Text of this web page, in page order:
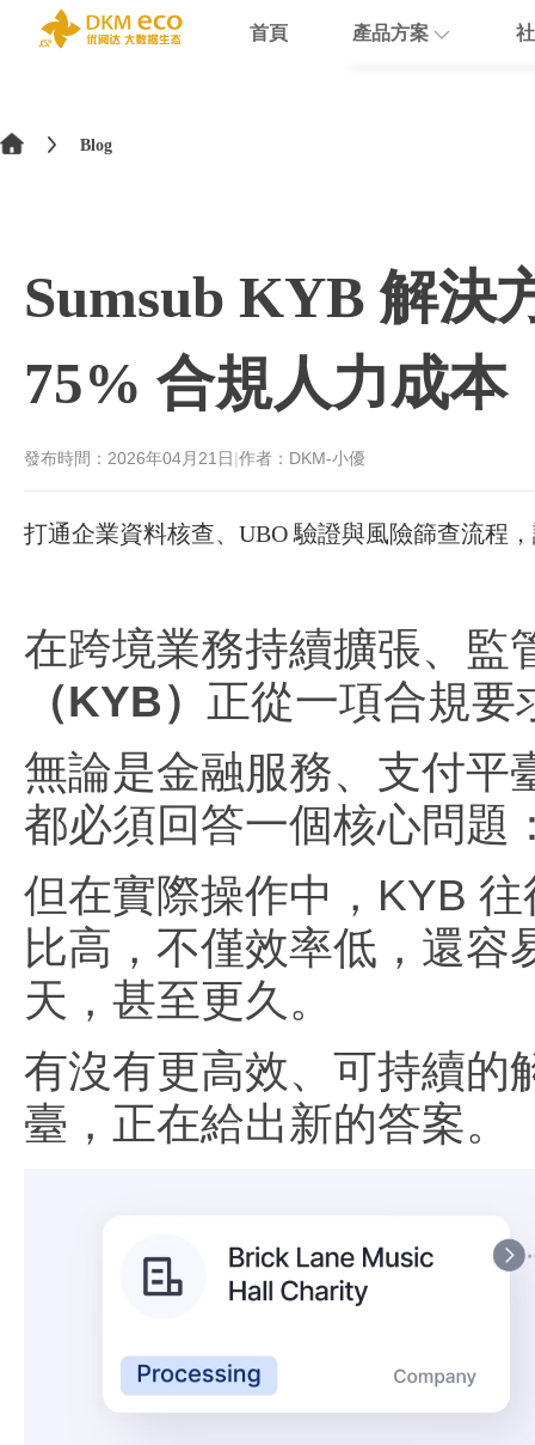
首頁 產品方案
Nextcloud
Sumsub
简体中文Blog
Sumsub KYB 解決
75% 合規人力成本
發布時間： 2026年04月21日 |作者：DKM-小優
打通企業資料核查、UBO 驗證與風險篩查流程
在跨境業務持續擴張、監
（KYB） 正從一項合規要
無論是金融服務、支付平
都必須回答一個核心問題
但在實際操作中，KYB
比高，不僅效率低，還
天，甚至更久。
有沒有更高效、可持續的
臺，正在給出新的答案。